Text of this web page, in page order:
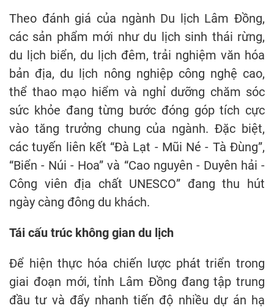
Theo đánh giá của ngành Du lịch Lâm Đồng,
các sản phẩm mới như du lịch sinh thái rừng,
du lịch biển, du lịch đêm, trải nghiệm văn hóa
bản địa, du lịch nông nghiệp công nghệ cao,
thể thao mạo hiểm và nghỉ dưỡng chăm sóc
sức khỏe đang từng bước đóng góp tích cực
vào tăng trưởng chung của ngành. Đặc biệt,
các tuyến liên kết “Đà Lạt - Mũi Né - Tà Đùng”,
“Biển - Núi - Hoa” và “Cao nguyên - Duyên hải -
Công viên địa chất UNESCO” đang thu hút
ngày càng đông du khách.
Tái cấu trúc không gian du lịch
Để hiện thực hóa chiến lược phát triển trong
giai đoạn mới, tỉnh Lâm Đồng đang tập trung
đầu tư và đẩy nhanh tiến độ nhiều dự án hạ